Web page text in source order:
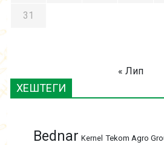
31
« Лип
ХЕШТЕГИ
Bednar Kernel Tekom Agro